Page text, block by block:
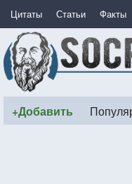
Цитаты Статьи Факты
+Добавить